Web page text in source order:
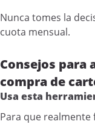
Nunca tomes la
cuota mensual.
Consejos para
compra de
Usa esta
Para que realmente